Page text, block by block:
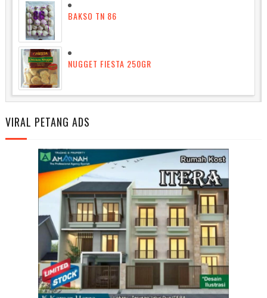
BAKSO TN 86
NUGGET FIESTA 250GR
VIRAL PETANG ADS